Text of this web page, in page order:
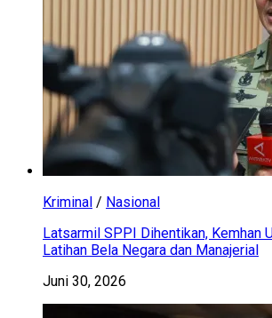
Kriminal / Nasional
Latsarmil SPPI Dihentikan, Kemhan
Latihan Bela Negara dan Manajerial
Juni 30, 2026